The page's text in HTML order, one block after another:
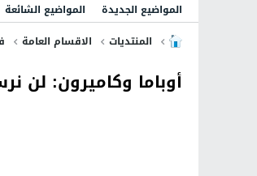
المواضيع الجديدة
المواضيع الشائعة
المنتديات
الاقسام العامة
أوباما وكاميرون: لن